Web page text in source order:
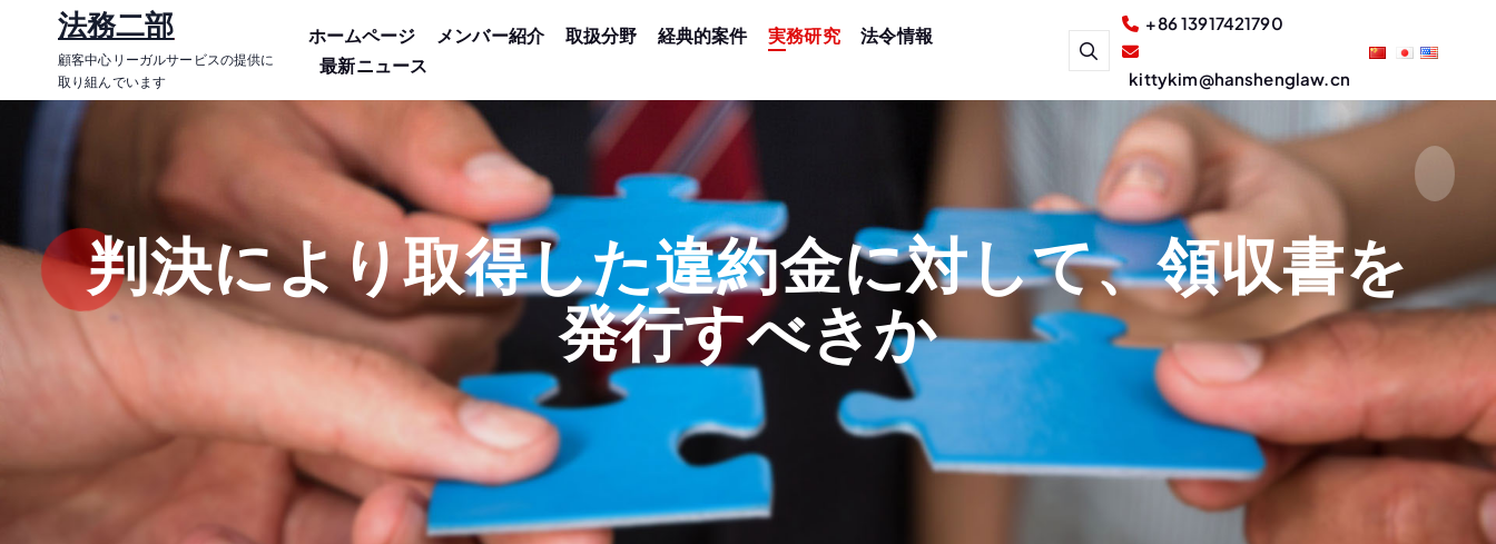
ン
ッ
法務二部
顧客中心リーガルサービスの提供に
取り組んでいます
ホームページ メンバー紹介 取扱分野 経典的案件 実務研究
法令情報
最新ニュース
+86 13917421790
kittykim@hanshenglaw.cn
判決により取得した違約金に対して、領収書を
発行すべきか